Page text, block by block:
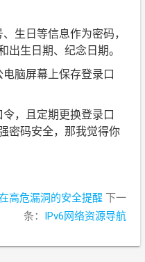
生日等信息作为密码，
出生日期、纪念日期。
脑屏幕上保存登录口
，且定期更换登录口
密码安全，那我觉得你
高危漏洞的安全提醒 下一
条： IPv6网络资源导航